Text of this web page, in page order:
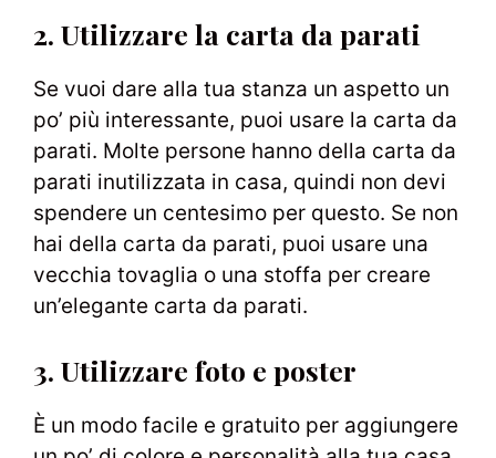
2. Utilizzare la carta da parati
Se vuoi dare alla tua stanza un aspetto un
po’ più interessante, puoi usare la carta da
parati. Molte persone hanno della carta da
parati inutilizzata in casa, quindi non devi
spendere un centesimo per questo. Se non
hai della carta da parati, puoi usare una
vecchia tovaglia o una stoffa per creare
un’elegante carta da parati.
3. Utilizzare foto e poster
È un modo facile e gratuito per aggiungere